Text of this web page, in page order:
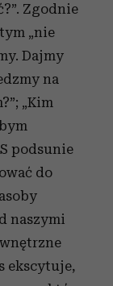
Zgodnie
„nie
Dajmy
na
„Kim
podsunie
do
naszymi
ekscytuje,